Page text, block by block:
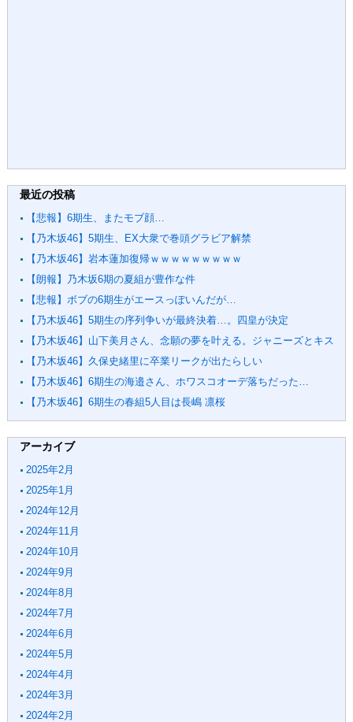
最近の投稿
【悲報】6期生、またモブ顔…
【乃木坂46】5期生、EX大衆で巻頭グラビア解禁
【乃木坂46】岩本蓮加復帰ｗｗｗｗｗｗｗｗｗ
【朗報】乃木坂6期の夏組が豊作な件
【悲報】ボブの6期生がエースっぽいんだが…
【乃木坂46】5期生の序列争いが最終決着…。四皇が決定
【乃木坂46】山下美月さん、念願の夢を叶える。ジャニーズとキス
【乃木坂46】久保史緒里に卒業リークが出たらしい
【乃木坂46】6期生の海邉さん、ホワスコオーデ落ちだった…
【乃木坂46】6期生の春組5人目は長嶋 凛桜
アーカイブ
2025年2月
2025年1月
2024年12月
2024年11月
2024年10月
2024年9月
2024年8月
2024年7月
2024年6月
2024年5月
2024年4月
2024年3月
2024年2月